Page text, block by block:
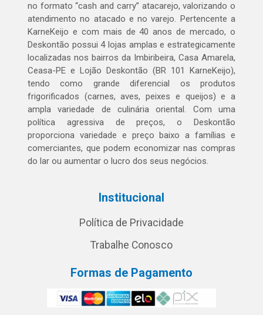
no formato “cash and carry” atacarejo, valorizando o
atendimento no atacado e no varejo. Pertencente a
KarneKeijo e com mais de 40 anos de mercado, o
Deskontão possui 4 lojas amplas e estrategicamente
localizadas nos bairros da Imbiribeira, Casa Amarela,
Ceasa-PE e Lojão Deskontão (BR 101 KarneKeijo),
tendo como grande diferencial os produtos
frigorificados (carnes, aves, peixes e queijos) e a
ampla variedade de culinária oriental. Com uma
política agressiva de preços, o Deskontão
proporciona variedade e preço baixo a famílias e
comerciantes, que podem economizar nas compras
do lar ou aumentar o lucro dos seus negócios.
Institucional
Política de Privacidade
Trabalhe Conosco
Formas de Pagamento